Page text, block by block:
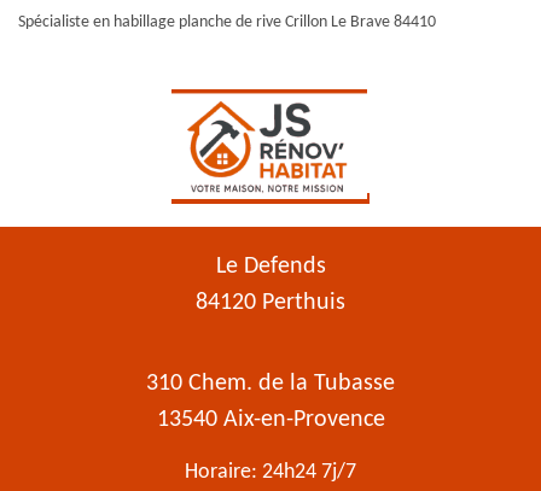
Spécialiste en habillage planche de rive Crillon Le Brave 84410
Le Defends
84120 Perthuis
310 Chem. de la Tubasse
13540 Aix-en-Provence
Horaire: 24h24 7j/7